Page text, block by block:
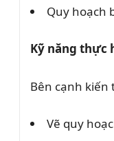
Quy hoạch
Kỹ năng thực
Bên cạnh kiến
Vẽ quy